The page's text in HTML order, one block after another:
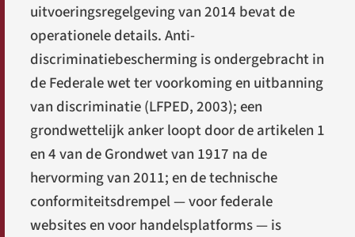
uitvoeringsregelgeving van 2014 bevat de
operationele details. Anti-
discriminatiebescherming is ondergebracht in
de Federale wet ter voorkoming en uitbanning
van discriminatie (LFPED, 2003); een
grondwettelijk anker loopt door de artikelen 1
en 4 van de Grondwet van 1917 na de
hervorming van 2011; en de technische
conformiteitsdrempel — voor federale
websites en voor handelsplatforms — is